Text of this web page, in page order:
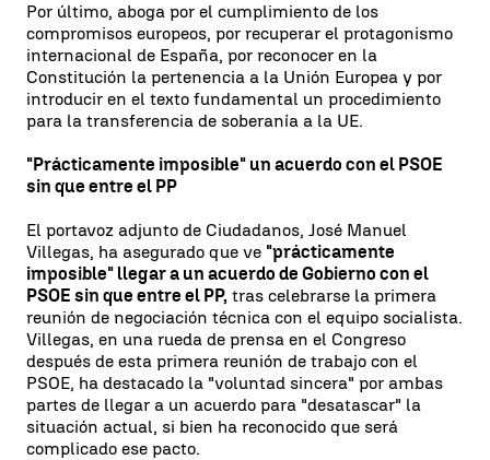
Por último, aboga por el cumplimiento de los
compromisos europeos, por recuperar el protagonismo
internacional de España, por reconocer en la
Constitución la pertenencia a la Unión Europea y por
introducir en el texto fundamental un procedimiento
para la transferencia de soberanía a la UE.
"Prácticamente imposible" un acuerdo con el PSOE
sin que entre el PP
El portavoz adjunto de Ciudadanos, José Manuel
Villegas, ha asegurado que ve "prácticamente
imposible" llegar a un acuerdo de Gobierno con el
PSOE sin que entre el PP, tras celebrarse la primera
reunión de negociación técnica con el equipo socialista.
Villegas, en una rueda de prensa en el Congreso
después de esta primera reunión de trabajo con el
PSOE, ha destacado la "voluntad sincera" por ambas
partes de llegar a un acuerdo para "desatascar" la
situación actual, si bien ha reconocido que será
complicado ese pacto.